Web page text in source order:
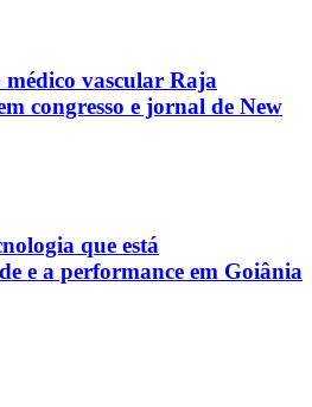
vascular Raja
congresso e jornal de New
que está
e a performance em Goiânia